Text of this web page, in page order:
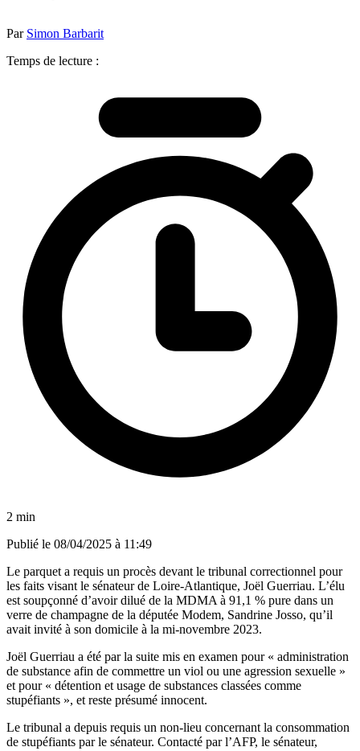
Par Simon Barbarit
Temps de lecture :
2 min
Publié le 08/04/2025 à 11:49
Le parquet a requis un procès devant le tribunal correctionnel pour
les faits visant le sénateur de Loire-Atlantique, Joël Guerriau. L’élu
est soupçonné d’avoir dilué de la MDMA à 91,1 % pure dans un
verre de champagne de la députée Modem, Sandrine Josso, qu’il
avait invité à son domicile à la mi-novembre 2023.
Joël Guerriau a été par la suite mis en examen pour « administration
de substance afin de commettre un viol ou une agression sexuelle »
et pour « détention et usage de substances classées comme
stupéfiants », et reste présumé innocent.
Le tribunal a depuis requis un non-lieu concernant la consommation
de stupéfiants par le sénateur. Contacté par l’AFP, le sénateur,